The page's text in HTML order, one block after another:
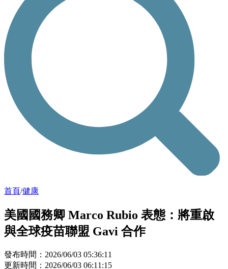
首頁/健康
美國國務卿 Marco Rubio 表態：將重啟
與全球疫苗聯盟 Gavi 合作
發布時間：2026/06/03 05:36:11
更新時間：2026/06/03 06:11:15